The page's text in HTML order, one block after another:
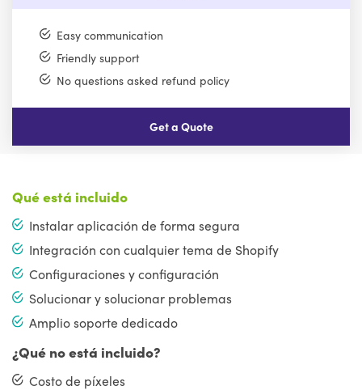
Easy communication
Friendly support
No questions asked refund policy
Get a Quote
Qué está incluido
Instalar aplicación de forma segura
Integración con cualquier tema de Shopify
Configuraciones y configuración
Solucionar y solucionar problemas
Amplio soporte dedicado
¿Qué no está incluido?
Costo de píxeles